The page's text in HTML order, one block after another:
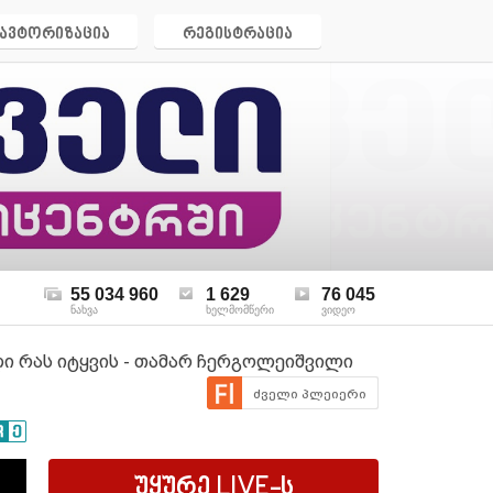
ავტორიზაცია რეგისტრაცია
55 034 960
ნახვა
1 629
ხელმომწერი
76 045
ვიდეო
რას იტყვის - თამარ ჩერგოლეიშვილი
ძველი პლეიერი